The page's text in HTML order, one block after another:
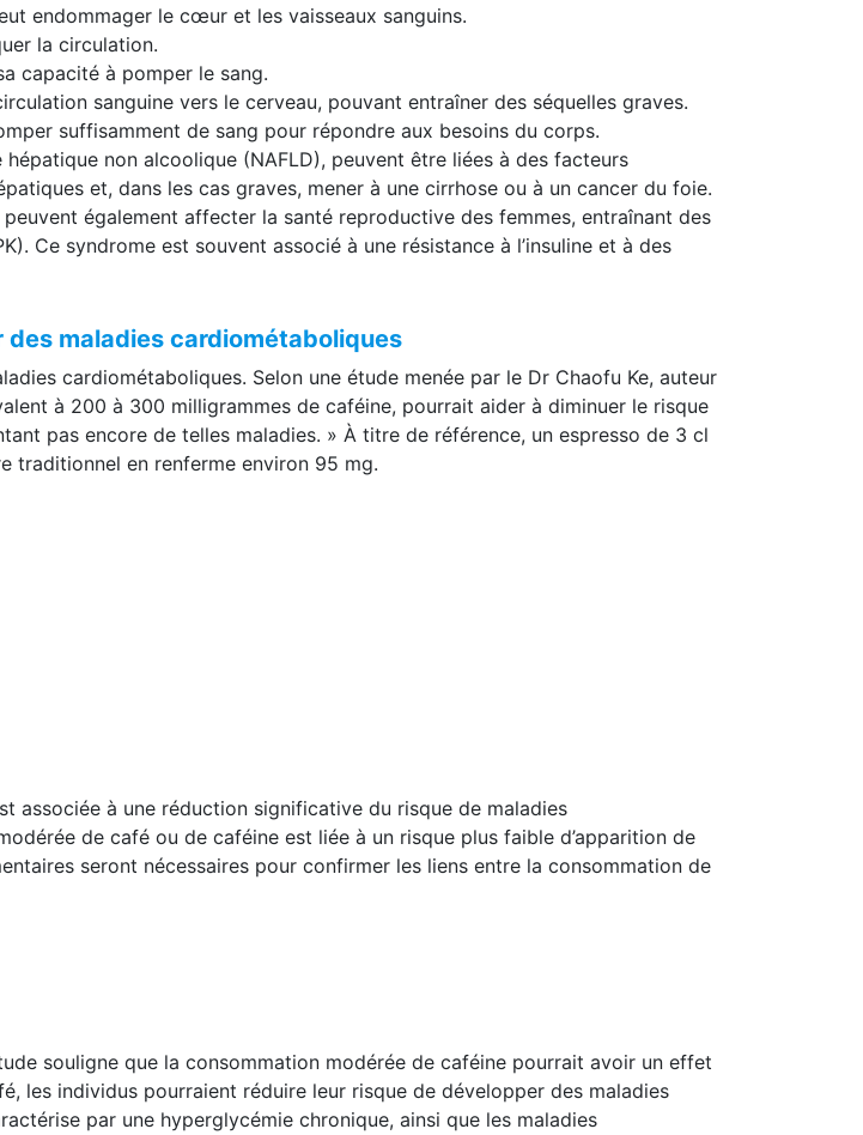
endommager le cœur et les vaisseaux sanguins.
la circulation.
capacité à pomper le sang.
sanguine vers le cerveau, pouvant entraîner des séquelles graves.
suffisamment de sang pour répondre aux besoins du corps.
non alcoolique (NAFLD), peuvent être liées à des facteurs
et, dans les cas graves, mener à une cirrhose ou à un cancer du foie.
également affecter la santé reproductive des femmes, entraînant des
Ce syndrome est souvent associé à une résistance à l’insuline et à des
maladies cardiométaboliques
cardiométaboliques. Selon une étude menée par le Dr Chaofu Ke, auteur
à 200 à 300 milligrammes de caféine, pourrait aider à diminuer le risque
pas encore de telles maladies. » À titre de référence, un espresso de 3 cl
traditionnel en renferme environ 95 mg.
associée à une réduction significative du risque de maladies
de café ou de caféine est liée à un risque plus faible d’apparition de
seront nécessaires pour confirmer les liens entre la consommation de
souligne que la consommation modérée de caféine pourrait avoir un effet
les individus pourraient réduire leur risque de développer des maladies
par une hyperglycémie chronique, ainsi que les maladies